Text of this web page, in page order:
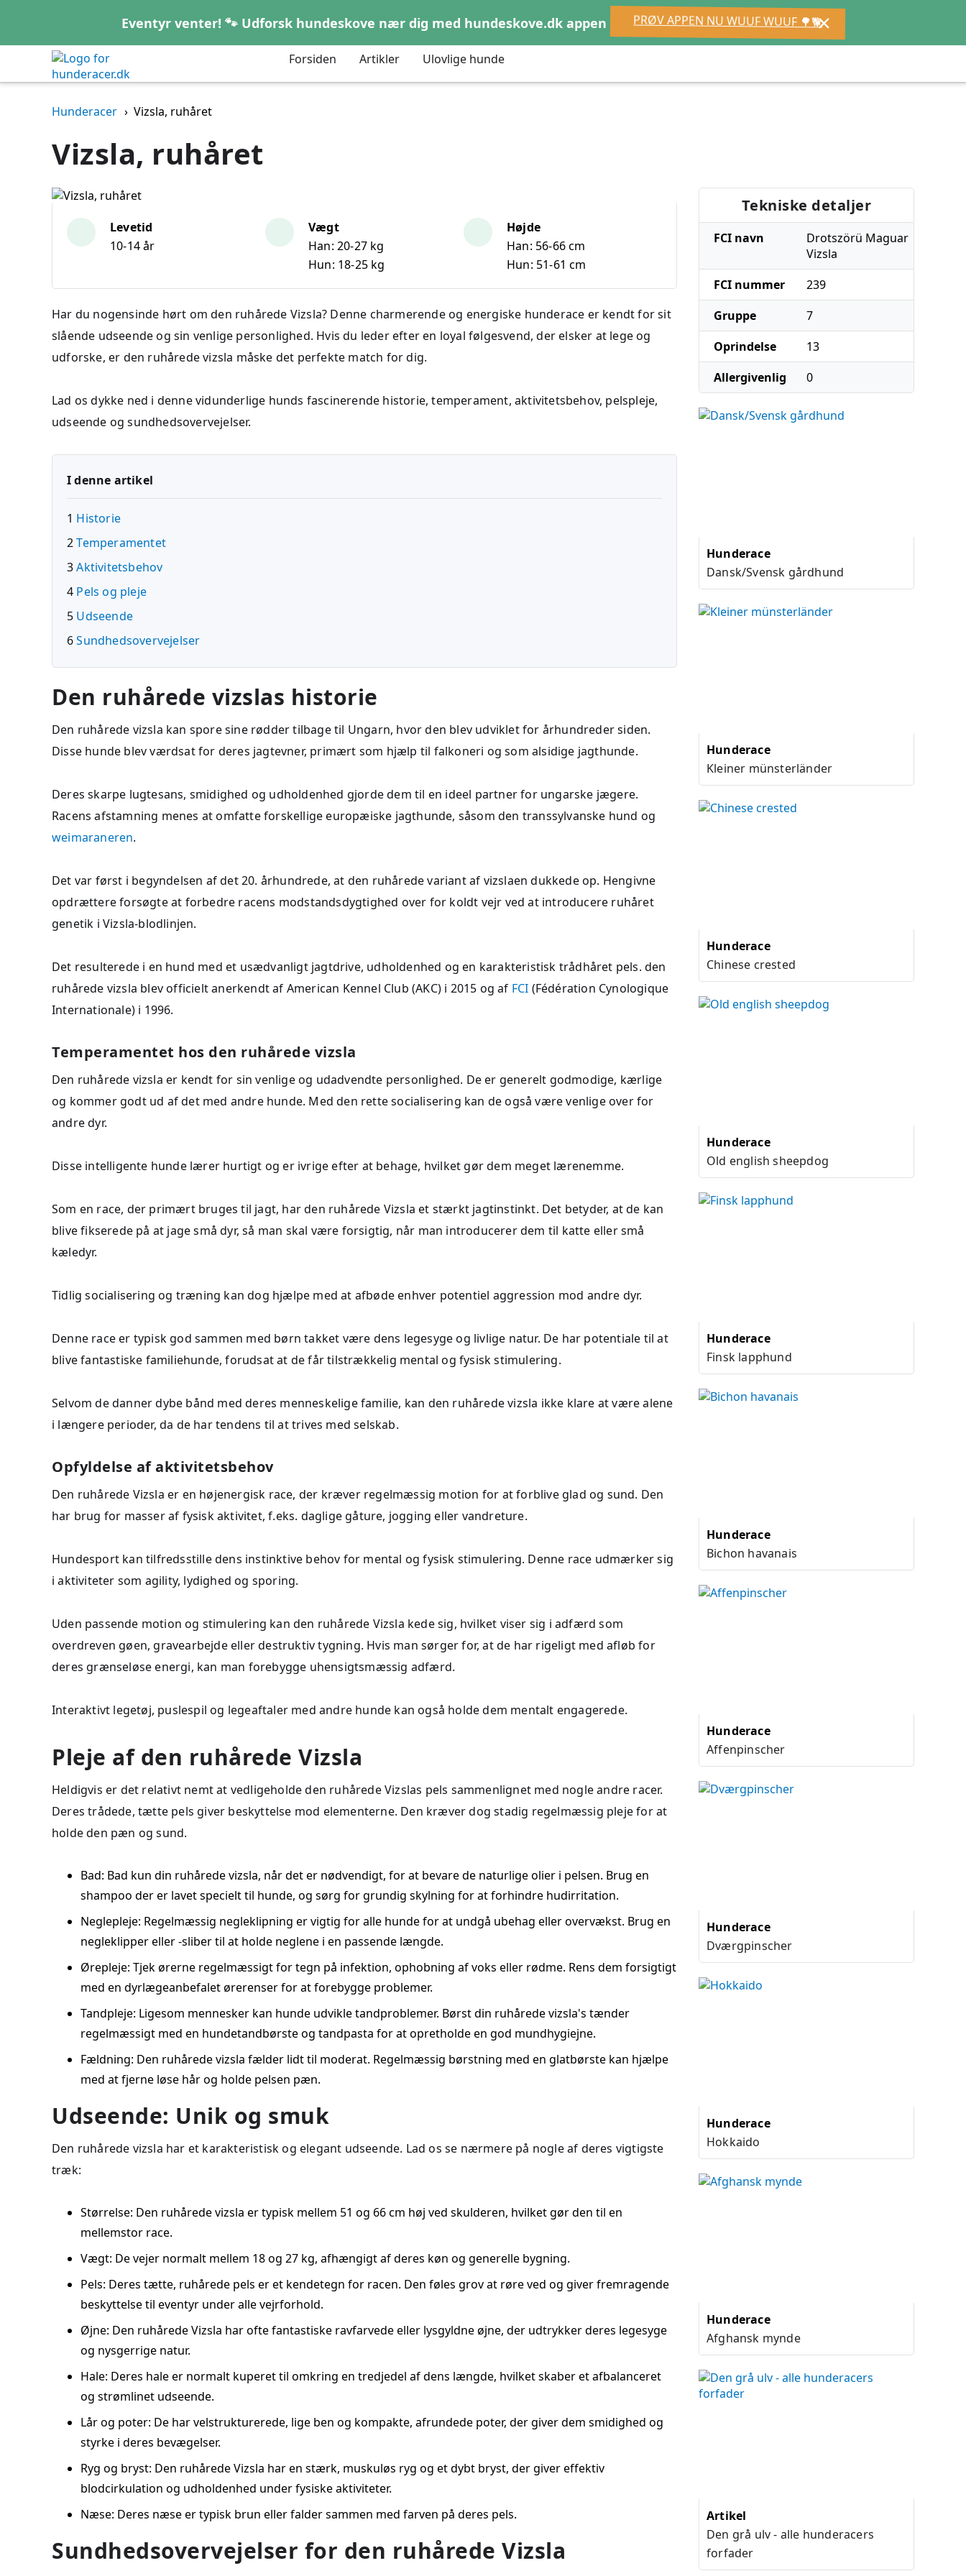
Eventyr venter! 🐾 Udforsk hundeskove nær dig med hundeskove.dk appen PRØV APPEN NU WUUF WUUF 🌳🐕×
Forsiden Artikler Ulovlige hunde
Hunderacer Vizsla, ruhåret
Vizsla, ruhåret
Levetid
10-14 år
Vægt
Han: 20-27 kg
Hun: 18-25 kg
Højde
Han: 56-66 cm
Hun: 51-61 cm
Har du nogensinde hørt om den ruhårede Vizsla? Denne charmerende og energiske hunderace er kendt for sit
slående udseende og sin venlige personlighed. Hvis du leder efter en loyal følgesvend, der elsker at lege og
udforske, er den ruhårede vizsla måske det perfekte match for dig.
Lad os dykke ned i denne vidunderlige hunds fascinerende historie, temperament, aktivitetsbehov, pelspleje,
udseende og sundhedsovervejelser.
I denne artikel
1 Historie
2Temperamentet
3Aktivitetsbehov
4 Pels og pleje
5 Udseende
6Sundhedsovervejelser
Den ruhårede vizslas historie
Den ruhårede vizsla kan spore sine rødder tilbage til Ungarn, hvor den blev udviklet for århundreder siden.
Disse hunde blev værdsat for deres jagtevner, primært som hjælp til falkoneri og som alsidige jagthunde.
Deres skarpe lugtesans, smidighed og udholdenhed gjorde dem til en ideel partner for ungarske jægere.
Racens afstamning menes at omfatte forskellige europæiske jagthunde, såsom den transsylvanske hund og
weimaraneren.
Det var først i begyndelsen af det 20. århundrede, at den ruhårede variant af vizslaen dukkede op. Hengivne
opdrættere forsøgte at forbedre racens modstandsdygtighed over for koldt vejr ved at introducere ruhåret
genetik i Vizsla-blodlinjen.
Det resulterede i en hund med et usædvanligt jagtdrive, udholdenhed og en karakteristisk trådhåret pels. den
ruhårede vizsla blev officielt anerkendt af American Kennel Club (AKC) i 2015 og af FCI (Fédération Cynologique
Internationale) i 1996.
Temperamentet hos den ruhårede vizsla
Den ruhårede vizsla er kendt for sin venlige og udadvendte personlighed. De er generelt godmodige, kærlige
og kommer godt ud af det med andre hunde. Med den rette socialisering kan de også være venlige over for
andre dyr.
Disse intelligente hunde lærer hurtigt og er ivrige efter at behage, hvilket gør dem meget lærenemme.
Som en race, der primært bruges til jagt, har den ruhårede Vizsla et stærkt jagtinstinkt. Det betyder, at de kan
blive fikserede på at jage små dyr, så man skal være forsigtig, når man introducerer dem til katte eller små
kæledyr.
Tidlig socialisering og træning kan dog hjælpe med at afbøde enhver potentiel aggression mod andre dyr.
Denne race er typisk god sammen med børn takket være dens legesyge og livlige natur. De har potentiale til at
blive fantastiske familiehunde, forudsat at de får tilstrækkelig mental og fysisk stimulering.
Selvom de danner dybe bånd med deres menneskelige familie, kan den ruhårede vizsla ikke klare at være alene
i længere perioder, da de har tendens til at trives med selskab.
Opfyldelse af aktivitetsbehov
Den ruhårede Vizsla er en højenergisk race, der kræver regelmæssig motion for at forblive glad og sund. Den
har brug for masser af fysisk aktivitet, f.eks. daglige gåture, jogging eller vandreture.
Hundesport kan tilfredsstille dens instinktive behov for mental og fysisk stimulering. Denne race udmærker sig
i aktiviteter som agility, lydighed og sporing.
Uden passende motion og stimulering kan den ruhårede Vizsla kede sig, hvilket viser sig i adfærd som
overdreven gøen, gravearbejde eller destruktiv tygning. Hvis man sørger for, at de har rigeligt med afløb for
deres grænseløse energi, kan man forebygge uhensigtsmæssig adfærd.
Interaktivt legetøj, puslespil og legeaftaler med andre hunde kan også holde dem mentalt engagerede.
Pleje af den ruhårede Vizsla
Heldigvis er det relativt nemt at vedligeholde den ruhårede Vizslas pels sammenlignet med nogle andre racer.
Deres trådede, tætte pels giver beskyttelse mod elementerne. Den kræver dog stadig regelmæssig pleje for at
holde den pæn og sund.
Bad: Bad kun din ruhårede vizsla, når det er nødvendigt, for at bevare de naturlige olier i pelsen. Brug en
shampoo der er lavet specielt til hunde, og sørg for grundig skylning for at forhindre hudirritation.
Neglepleje: Regelmæssig negleklipning er vigtig for alle hunde for at undgå ubehag eller overvækst. Brug en
negleklipper eller -sliber til at holde neglene i en passende længde.
Ørepleje: Tjek ørerne regelmæssigt for tegn på infektion, ophobning af voks eller rødme. Rens dem forsigtigt
med en dyrlægeanbefalet ørerenser for at forebygge problemer.
Tandpleje: Ligesom mennesker kan hunde udvikle tandproblemer. Børst din ruhårede vizsla's tænder
regelmæssigt med en hundetandbørste og tandpasta for at opretholde en god mundhygiejne.
Fældning: Den ruhårede vizsla fælder lidt til moderat. Regelmæssig børstning med en glatbørste kan hjælpe
med at fjerne løse hår og holde pelsen pæn.
Udseende: Unik og smuk
Den ruhårede vizsla har et karakteristisk og elegant udseende. Lad os se nærmere på nogle af deres vigtigste
træk:
Størrelse: Den ruhårede vizsla er typisk mellem 51 og 66 cm høj ved skulderen, hvilket gør den til en
mellemstor race.
Vægt: De vejer normalt mellem 18 og 27 kg, afhængigt af deres køn og generelle bygning.
Pels: Deres tætte, ruhårede pels er et kendetegn for racen. Den føles grov at røre ved og giver fremragende
beskyttelse til eventyr under alle vejrforhold.
Øjne: Den ruhårede Vizsla har ofte fantastiske ravfarvede eller lysgyldne øjne, der udtrykker deres legesyge
og nysgerrige natur.
Hale: Deres hale er normalt kuperet til omkring en tredjedel af dens længde, hvilket skaber et afbalanceret
og strømlinet udseende.
Lår og poter: De har velstrukturerede, lige ben og kompakte, afrundede poter, der giver dem smidighed og
styrke i deres bevægelser.
Ryg og bryst: Den ruhårede Vizsla har en stærk, muskuløs ryg og et dybt bryst, der giver effektiv
blodcirkulation og udholdenhed under fysiske aktiviteter.
Næse: Deres næse er typisk brun eller falder sammen med farven på deres pels.
Sundhedsovervejelser for den ruhårede Vizsla
Tekniske detaljer
FCI navn
Drotszörü Maguar
Vizsla
FCI nummer
239
Gruppe
7
Oprindelse
13
Allergivenlig
0
Hunderace
Dansk/Svensk gårdhund
Hunderace
Kleiner münsterländer
Hunderace
Chinese crested
Hunderace
Old english sheepdog
Hunderace
Finsk lapphund
Hunderace
Bichon havanais
Hunderace
Affenpinscher
Hunderace
Dværgpinscher
Hunderace
Hokkaido
Hunderace
Afghansk mynde
Artikel
Den grå ulv - alle hunderacers
forfader